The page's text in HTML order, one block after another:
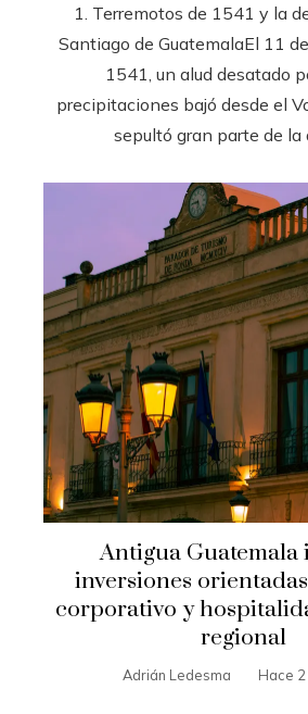
1. Terremotos de 1541 y la
Santiago de GuatemalaEl 11
1541, un alud desatado
precipitaciones bajó desde el
sepultó gran parte de la
Antigua Guatemala
inversiones
corporativo y
regional
Adrián Ledesma Hace